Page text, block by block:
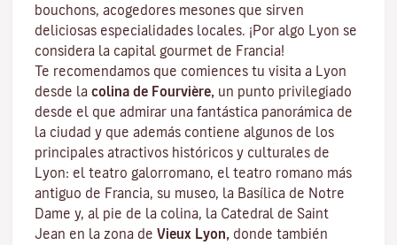
bouchons, acogedores mesones que sirven
deliciosas especialidades locales. ¡Por algo Lyon se
considera la capital gourmet de Francia!
Te recomendamos que comiences tu visita a Lyon
desde la colina de Fourvière, un punto privilegiado
desde el que admirar una fantástica panorámica de
la ciudad y que además contiene algunos de los
principales atractivos históricos y culturales de
Lyon: el teatro galorromano, el teatro romano más
antiguo de Francia, su museo, la Basílica de Notre
Dame y, al pie de la colina, la Catedral de Saint
Jean en la zona de Vieux Lyon, donde también